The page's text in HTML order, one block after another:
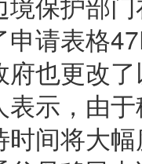
请表格
府也更改
表示，由
间将大